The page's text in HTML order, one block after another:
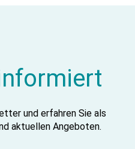
und erfahren Sie als
aktuellen Angeboten.